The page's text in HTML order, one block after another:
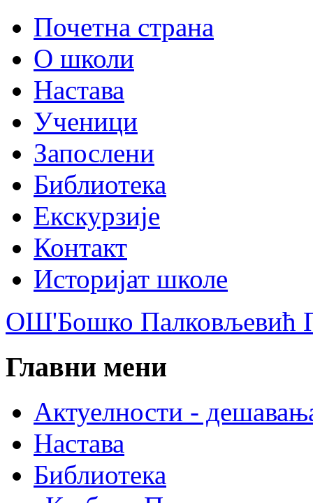
Почетна страна
О школи
Настава
Ученици
Запослени
Библиотека
Екскурзије
Контакт
Историјат школе
ОШ'Бошко Палковљевић
Главни мени
Актуелности -
Настава
Библиотека